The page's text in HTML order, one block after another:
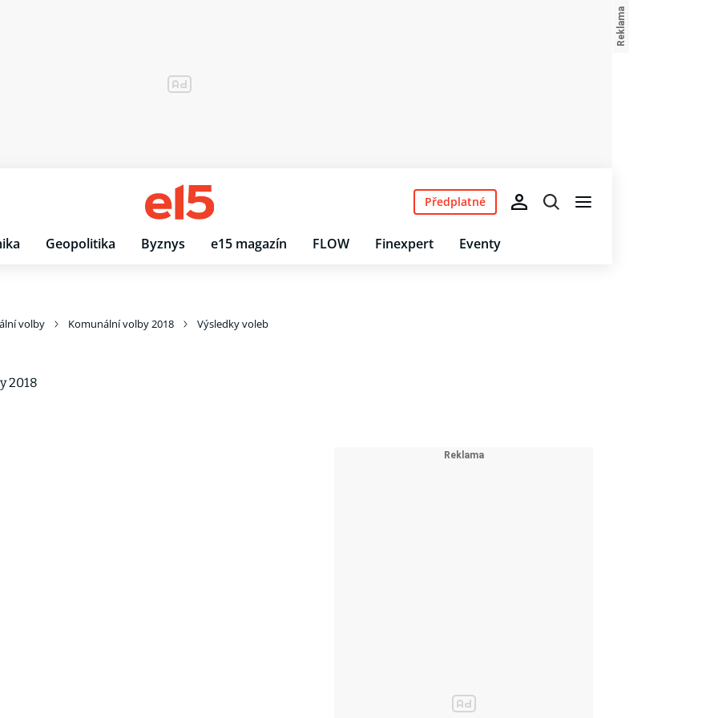
Geopolitika Byznys e15 magazín FLOW Finexpert Eventy
Předplatné
volby Komunální volby 2018 Výsledky voleb